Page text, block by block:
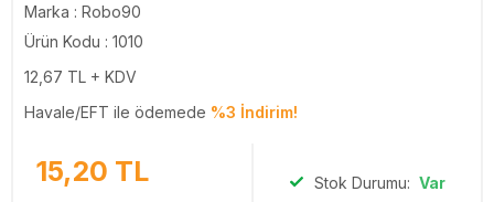
Marka : Robo90
Ürün Kodu : 1010
12,67 TL + KDV
Havale/EFT ile ödemede %3 İndirim!
15,20 TL Stok Durumu: Var